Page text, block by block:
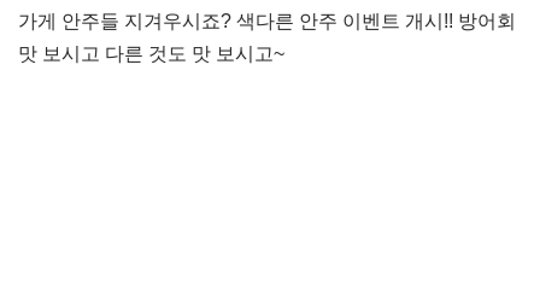
가게 안주들 지겨우시죠? 색다른 안주 이벤트 개시!! 방어회
맛 보시고 다른 것도 맛 보시고~